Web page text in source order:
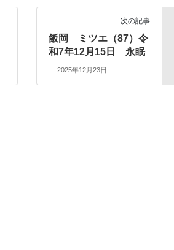
次の記事
飯岡 ミツエ（87）令
和7年12月15日 永眠
2025年12月23日